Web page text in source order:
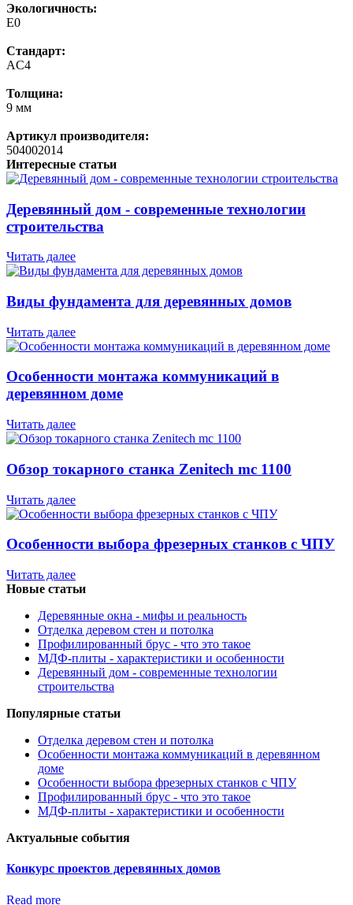
Экологичность:
E0
Стандарт:
AC4
Толщина:
9 мм
Артикул производителя:
504002014
Интересные статьи
Деревянный дом - современные технологии
строительства
Читать далее
Виды фундамента для деревянных домов
Читать далее
Особенности монтажа коммуникаций в
деревянном доме
Читать далее
Обзор токарного станка Zenitech mc 1100
Читать далее
Особенности выбора фрезерных станков с ЧПУ
Читать далее
Новые статьи
Деревянные окна - мифы и реальность
Отделка деревом стен и потолка
Профилированный брус - что это такое
МДФ-плиты - характеристики и особенности
Деревянный дом - современные технологии
строительства
Популярные статьи
Отделка деревом стен и потолка
Особенности монтажа коммуникаций в деревянном
доме
Особенности выбора фрезерных станков с ЧПУ
Профилированный брус - что это такое
МДФ-плиты - характеристики и особенности
Актуальные события
Конкурс проектов деревянных домов
Read more